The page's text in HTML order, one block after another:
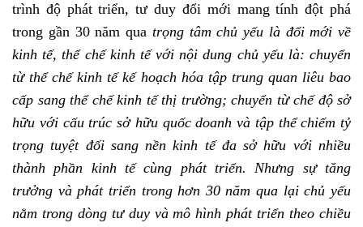
trình độ phát triển, tư duy đổi mới mang tính đột phá
trong gần 30 năm qua trọng tâm chủ yếu là đổi mới về
kinh tế, thể chế kinh tế với nội dung chủ yếu là: chuyển
từ thể chế kinh tế kế hoạch hóa tập trung quan liêu bao
cấp sang thể chế kinh tế thị trường; chuyển từ chế độ sở
hữu với cấu trúc sở hữu quốc doanh và tập thể chiếm tỷ
trọng tuyệt đối sang nền kinh tế đa sở hữu với nhiều
thành phần kinh tế cùng phát triển. Nhưng sự tăng
trưởng và phát triển trong hơn 30 năm qua lại chủ yếu
nằm trong dòng tư duy và mô hình phát triển theo chiều